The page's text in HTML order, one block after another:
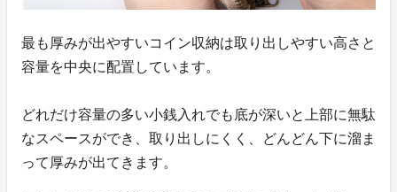
最も厚みが出やすいコイン収納は取り出しやすい高さと
容量を中央に配置しています。
どれだけ容量の多い小銭入れでも底が深いと上部に無駄
なスペースができ、取り出しにくく、どんどん下に溜ま
って厚みが出てきます。